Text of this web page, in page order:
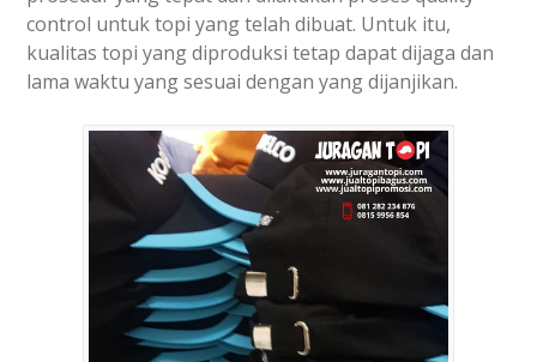
control untuk topi yang telah dibuat. Untuk itu,
kualitas topi yang diproduksi tetap dapat dijaga dan
lama waktu yang sesuai dengan yang dijanjikan.